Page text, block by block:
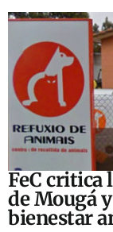
FeC critica
de Mougá
bienestar